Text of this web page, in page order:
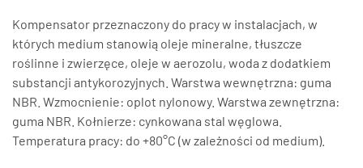
Kompensator przeznaczony do pracy w instalacjach, w
których medium stanowią oleje mineralne, tłuszcze
roślinne i zwierzęce, oleje w aerozolu, woda z dodatkiem
substancji antykorozyjnych. Warstwa wewnętrzna: guma
NBR. Wzmocnienie: oplot nylonowy. Warstwa zewnętrzna:
guma NBR. Kołnierze: cynkowana stal węglowa.
Temperatura pracy: do +80°C (w zależności od medium).